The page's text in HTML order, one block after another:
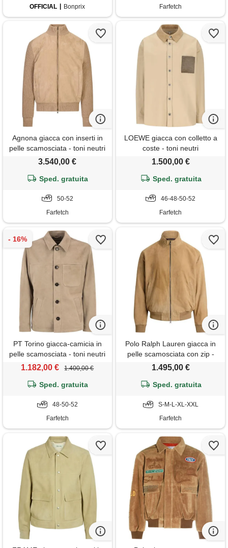
OFFICIAL
Bonprix
Farfetch
Agnona giacca con inserti in
pelle scamosciata - toni neutri
3.540,00 €
Sped. gratuita
50-52
Farfetch
LOEWE giacca con colletto a
coste - toni neutri
1.500,00 €
Sped. gratuita
46-48-50-52
Farfetch
PT Torino giacca-camicia in
pelle scamosciata - toni neutri
1.182,00 € 1.400,00 €
Sped. gratuita
48-50-52
Farfetch
Polo Ralph Lauren giacca in
pelle scamosciata con zip -
toni neutri
1.495,00 €
Sped. gratuita
S-M-L-XL-XXL
Farfetch